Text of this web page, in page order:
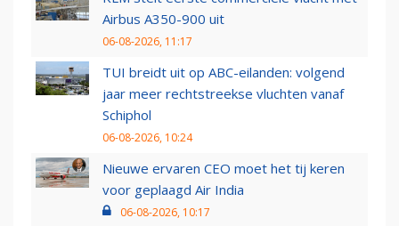
Airbus A350-900 uit
06-08-2026, 11:17
TUI breidt uit op ABC-eilanden: volgend
jaar meer rechtstreekse vluchten vanaf
Schiphol
06-08-2026, 10:24
Nieuwe ervaren CEO moet het tij keren
voor geplaagd Air India
06-08-2026, 10:17